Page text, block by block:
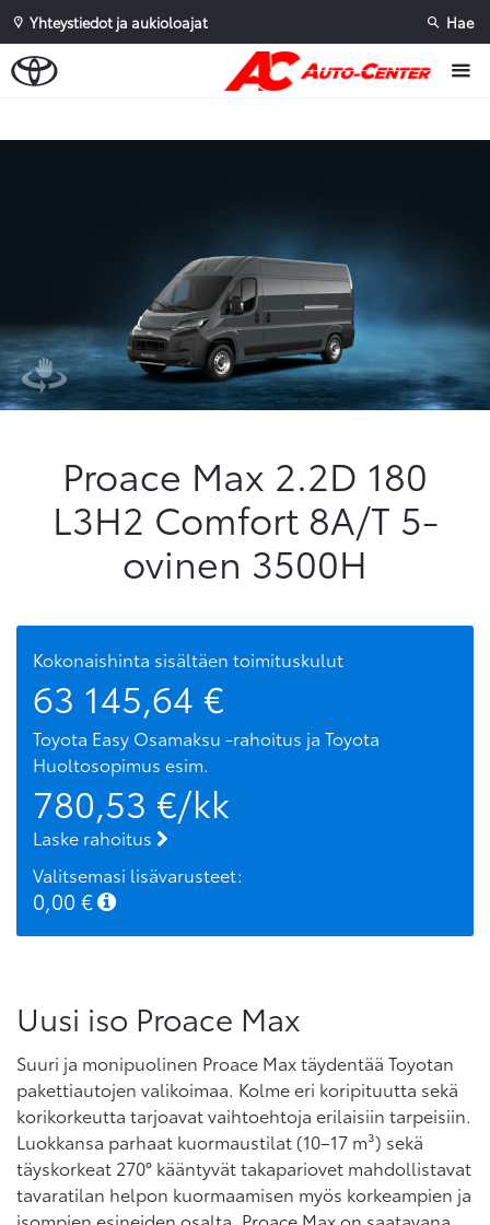
Yhteystiedot ja aukioloajat Hae
Proace Max 2.2D 180
L3H2 Comfort 8A/T 5-
ovinen 3500H
Kokonaishinta sisältäen toimituskulut
63 145,64 €
Toyota Easy Osamaksu -rahoitus ja Toyota
Huoltosopimus esim.
780,53 €/kk
Laske rahoitus
Valitsemasi lisävarusteet:
0,00 €
Uusi iso Proace Max
Suuri ja monipuolinen Proace Max täydentää Toyotan
pakettiautojen valikoimaa. Kolme eri koripituutta sekä
korikorkeutta tarjoavat vaihtoehtoja erilaisiin tarpeisiin.
Luokkansa parhaat kuormaustilat (10–17 m³) sekä
täyskorkeat 270° kääntyvät takapariovet mahdollistavat
tavaratilan helpon kuormaamisen myös korkeampien ja